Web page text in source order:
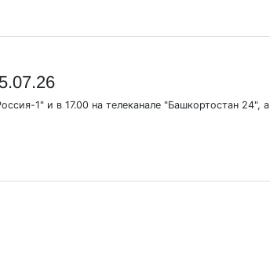
1" и в 17.00 на телеканале "Башкортостан 24", а